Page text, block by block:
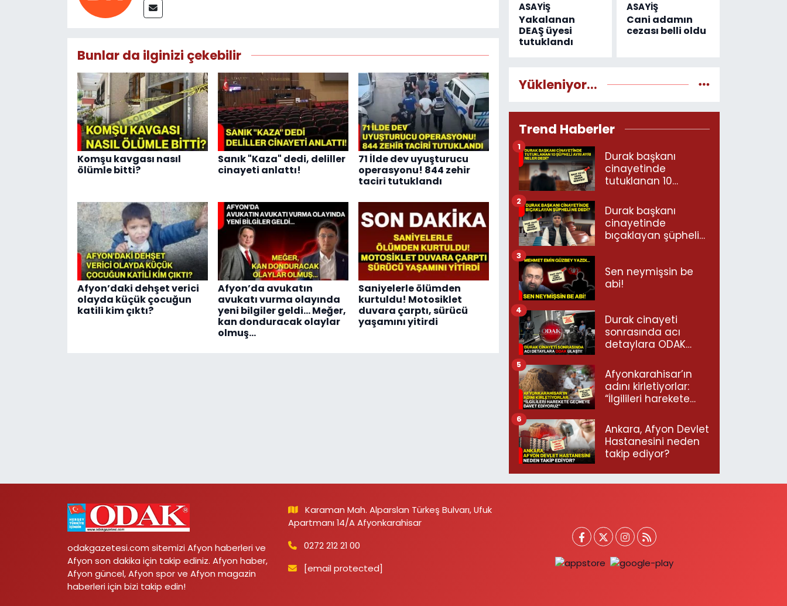
Bunlar da ilginizi çekebilir
Komşu kavgası nasıl
ölümle bitti?
Sanık "Kaza" dedi, deliller
cinayeti anlattı!
71 İlde dev uyuşturucu
operasyonu! 844 zehir
taciri tutuklandı
Afyon’daki dehşet verici
olayda küçük çocuğun
katili kim çıktı?
Afyon’da avukatın
avukatı vurma olayında
yeni bilgiler geldi... Meğer,
kan donduracak olaylar
olmuş...
Saniyelerle ölümden
kurtuldu! Motosiklet
duvara çarptı, sürücü
yaşamını yitirdi
ASAYİŞ
Yakalanan
DEAŞ üyesi
tutuklandı
ASAYİŞ
Cani adamın
cezası belli oldu
Yükleniyor...
Trend Haberler
Durak başkanı
cinayetinde
tutuklanan 10
neler dedi?
1
Durak başkanı
cinayetinde
bıçaklayan şüpheli
2
Sen neymişsin be
abi!
3
Durak cinayeti
sonrasında acı
detaylara ODAK
4
Afyonkarahisar’ın
adını kirletiyorlar:
“İlgilileri harekete
ediyoruz”
5
Ankara, Afyon Devlet
Hastanesini neden
takip ediyor?
6
odakgazetesi.com sitemizi Afyon haberleri ve
Afyon son dakika için takip ediniz. Afyon haber,
Afyon güncel, Afyon spor ve Afyon magazin
haberleri için bizi takip edin!
Karaman Mah. Alparslan Türkeş Bulvarı, Ufuk
Apartmanı 14/A Afyonkarahisar
0272 212 21 00
[email protected]